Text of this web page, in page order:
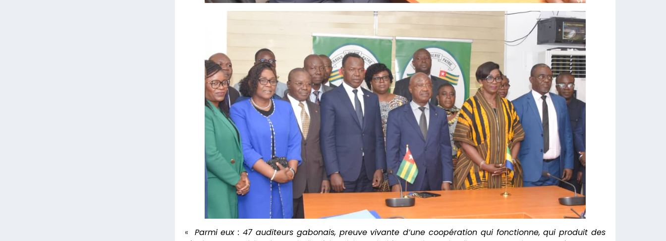
«
Parmi eux : 47 auditeurs gabonais, preuve vivante d’une coopération qui fonctionne, qui produit des